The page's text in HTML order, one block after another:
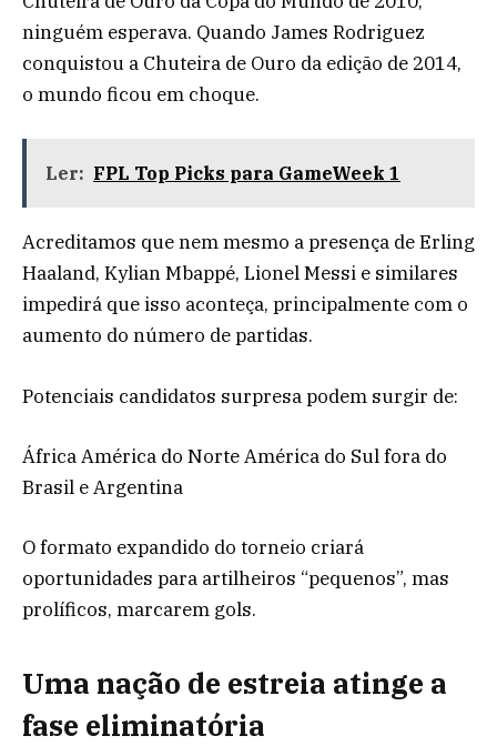
ninguém esperava. Quando James Rodriguez
conquistou a Chuteira de Ouro da edição de 2014,
o mundo ficou em choque.
Ler: FPL Top Picks para GameWeek 1
Acreditamos que nem mesmo a presença de Erling
Haaland, Kylian Mbappé, Lionel Messi e similares
impedirá que isso aconteça, principalmente com o
aumento do número de partidas.
Potenciais candidatos surpresa podem surgir de:
África América do Norte América do Sul fora do
Brasil e Argentina
O formato expandido do torneio criará
oportunidades para artilheiros “pequenos”, mas
prolíficos, marcarem gols.
Uma nação de estreia atinge a
fase eliminatória